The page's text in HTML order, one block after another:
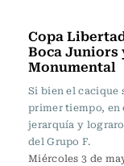
Copa
Boca Juniors
Monumental
Si bien el cacique
primer tiempo,
jerarquía y
del Grupo F.
Miércoles 3 de